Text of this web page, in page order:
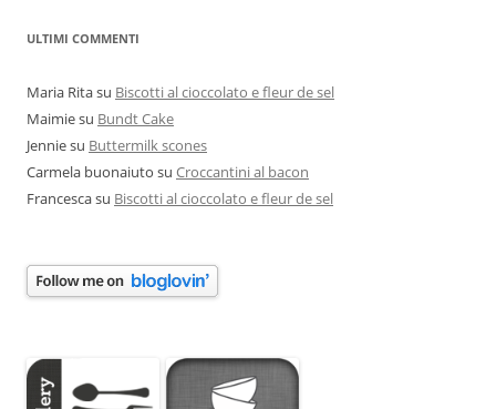
ULTIMI COMMENTI
Maria Ritasu Biscotti al cioccolato e fleur de sel
Maimiesu Bundt Cake
Jenniesu Buttermilk scones
Carmela buonaiuto su Croccantini al bacon
Francescasu Biscotti al cioccolato e fleur de sel